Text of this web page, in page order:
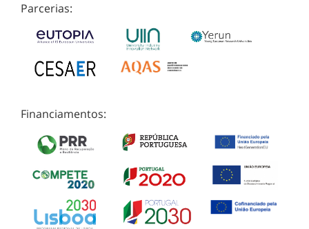
Parcerias:
Financiamentos: